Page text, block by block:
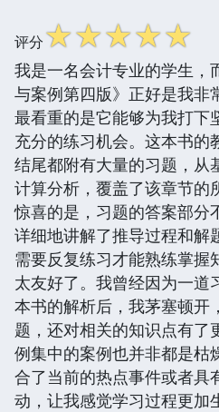
评分☆☆☆☆☆
我是一名会计专业的学生，
与案例第四版》正好是我非
最看重的是它能够为我打下
充分的练习机会。这本书的
结尾都附有大量的习题，从
计算分析，覆盖了该章节的
惊喜的是，习题的答案部分
详细地讲解了推导过程和解
需要反复练习才能熟练掌握
太友好了。我曾经因为一道
本书的解析后，我茅塞顿开
题，还对相关的知识点有了
例集中的案例也并非都是枯
合了当前的热点事件或者具
动，让我感觉学习过程更加